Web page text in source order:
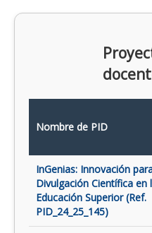
Nombre de PID
InGenias: Innovación
Divulgación Científica en
Educación Superior (Ref.
PID_24_25_145)